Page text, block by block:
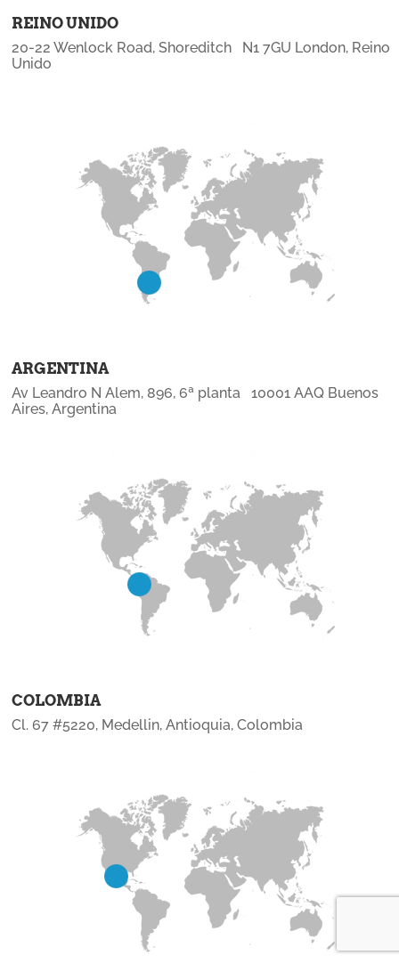
REINO UNIDO
20-22 Wenlock Road, Shoreditch N1 7GU London, Reino
Unido
ARGENTINA
Av Leandro N Alem, 896, 6ª planta 10001 AAQ Buenos
Aires, Argentina
COLOMBIA
Cl. 67 #5220, Medellin, Antioquia, Colombia